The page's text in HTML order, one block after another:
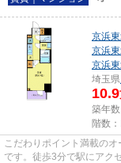
京浜
京浜
京浜
埼玉県
10.9
築年
階数
こだわりポイント満載の
です。徒歩3分で駅にアク